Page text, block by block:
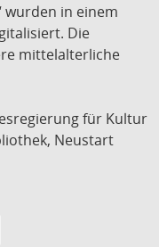
wurden in einem
Die
mittelalterliche
für Kultur
Neustart